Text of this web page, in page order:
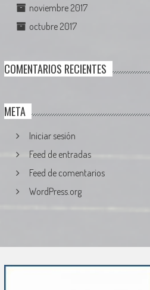
noviembre 2017
octubre 2017
COMENTARIOS RECIENTES
META
Iniciar sesión
Feed de entradas
Feed de comentarios
WordPress.org